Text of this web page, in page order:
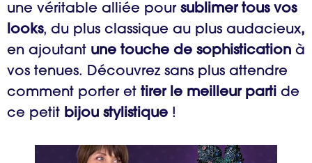
une véritable alliée pour sublimer tous vos
looks, du plus classique au plus audacieux,
en ajoutant une touche de sophistication à
vos tenues. Découvrez sans plus attendre
comment porter et tirer le meilleur parti de
ce petit bijou stylistique !